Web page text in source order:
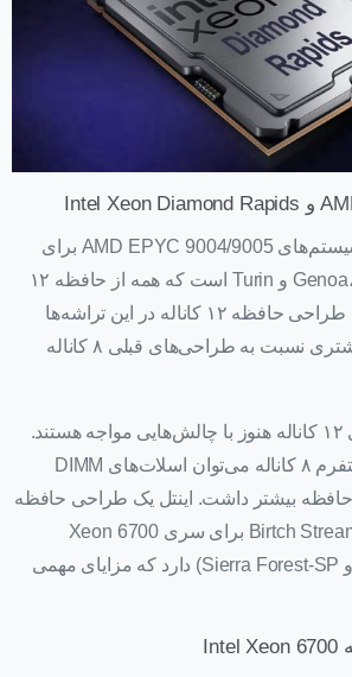
این پیکربندی‌ها شبیه سیستم‌های AMD EPYC 9004/9005 برای
Genoa، Genoa-X، Bergamo و Turin است که همه از حافظه ۱۲
کاناله استفاده می‌کنند. طراحی حافظه ۱۲ کاناله در این تراشه‌ها
حدود ۵۰٪ پهنای باند بیشتری نسبت به طراحی‌های قبلی ۸ کاناله
با این حال، طراحی‌های ۱۲ کاناله هنوز با چالش‌هایی مواجه هستند.
به عنوان مثال، با یک پلتفرم ۸ کاناله می‌توان اسلات‌های DIMM
بیشتر داشت. اینتل یک طراحی حافظه
۸ کاناله با پلتفرم Birtch Stream-SP برای سری Xeon 6700
(Granite Rapids-SP و Sierra Forest-SP) دارد که مزایای مهمی